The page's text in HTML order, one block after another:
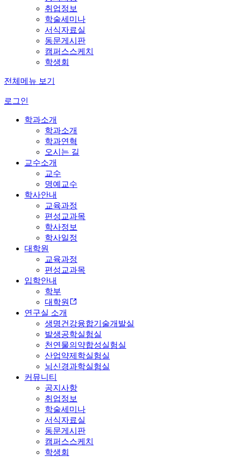
취업정보
학술세미나
서식자료실
동문게시판
캠퍼스스케치
학생회
전체메뉴 보기
로그인
학과소개
학과소개
학과연혁
오시는 길
교수소개
교수
명예교수
학사안내
교육과정
편성교과목
학사정보
학사일정
대학원
교육과정
편성교과목
입학안내
학부
대학원
연구실 소개
생명건강융합기술개발실
발생공학실험실
천연물의약합성실험실
산업약제학실험실
뇌신경과학실험실
커뮤니티
공지사항
취업정보
학술세미나
서식자료실
동문게시판
캠퍼스스케치
학생회